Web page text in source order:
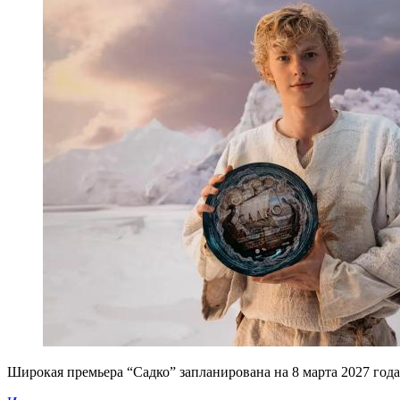
Широкая премьера “Садко” запланирована на 8 марта 2027